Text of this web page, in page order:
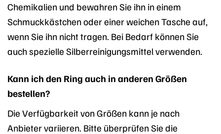
Chemikalien und bewahren Sie ihn in einem
Schmuckkästchen oder einer weichen Tasche auf,
wenn Sie ihn nicht tragen. Bei Bedarf können Sie
auch spezielle Silberreinigungsmittel verwenden.
Kann ich den Ring auch in anderen Größen
bestellen?
Die Verfügbarkeit von Größen kann je nach
Anbieter variieren. Bitte überprüfen Sie die